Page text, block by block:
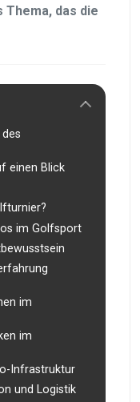
Thema, das die
einen Blick
im Golfsport
im
im
Infrastruktur
und Logistik